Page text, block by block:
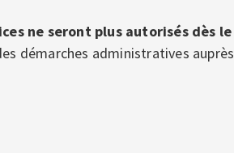
ne seront plus autorisés dès le
démarches administratives auprès